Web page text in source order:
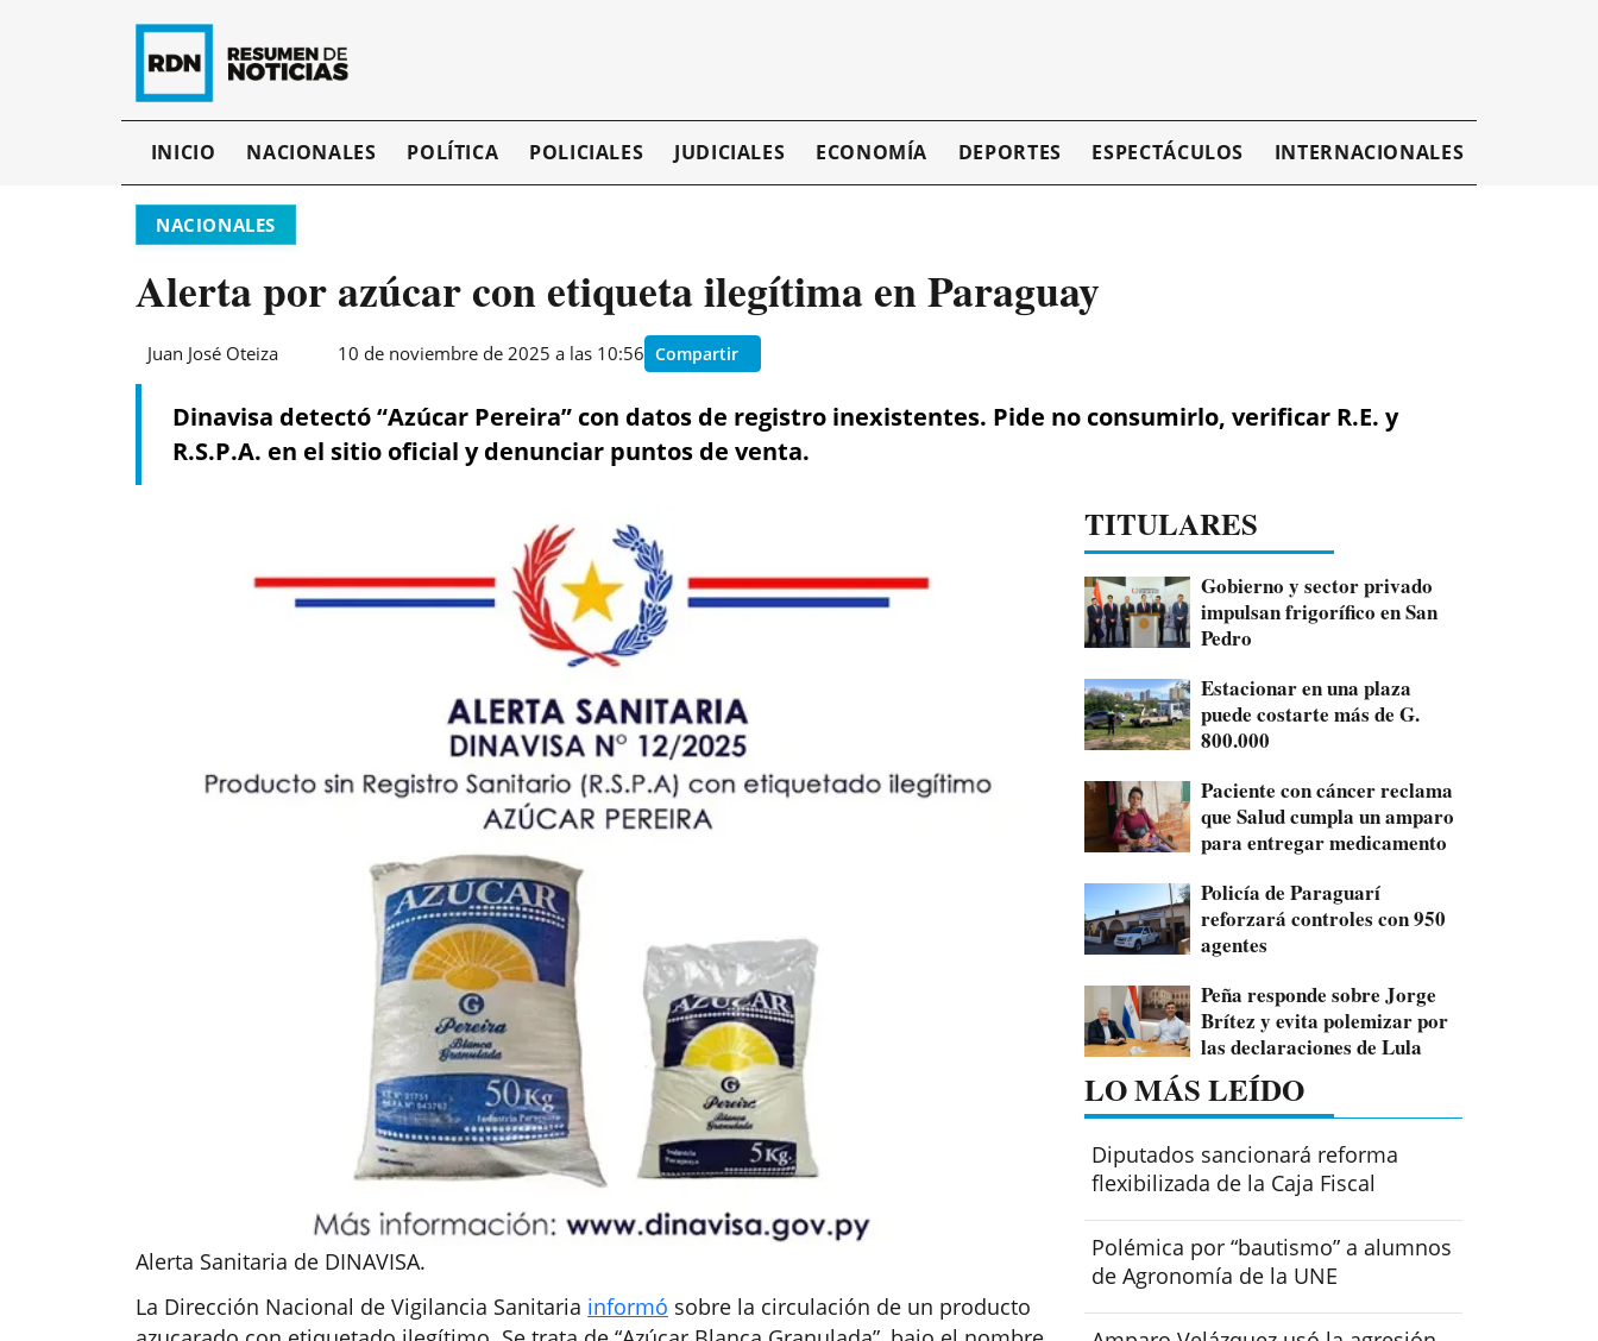
INICIO NACIONALES POLÍTICA POLICIALES JUDICIALES ECONOMÍA DEPORTES ESPECTÁCULOS INTERNACIONALES
NACIONALES
Alerta por azúcar con etiqueta ilegítima en Paraguay
Juan José Oteiza 10 de noviembre de 2025 a las 10:56 Compartir
Dinavisa detectó “Azúcar Pereira” con datos de registro inexistentes. Pide no consumirlo, verificar R.E. y
R.S.P.A. en el sitio oficial y denunciar puntos de venta.
Alerta Sanitaria de DINAVISA.
La Dirección Nacional de Vigilancia Sanitaria informó sobre la circulación de un producto
TITULARES
Gobierno y sector privado
impulsan frigorífico en San
Pedro
Estacionar en una plaza
puede costarte más de G.
800.000
Paciente con cáncer reclama
que Salud cumpla un amparo
para entregar medicamento
Policía de Paraguarí
reforzará controles con 950
agentes
Peña responde sobre Jorge
Brítez y evita polemizar por
las declaraciones de Lula
LO MÁS LEÍDO
Diputados sancionará reforma
flexibilizada de la Caja Fiscal
Polémica por “bautismo” a alumnos
de Agronomía de la UNE